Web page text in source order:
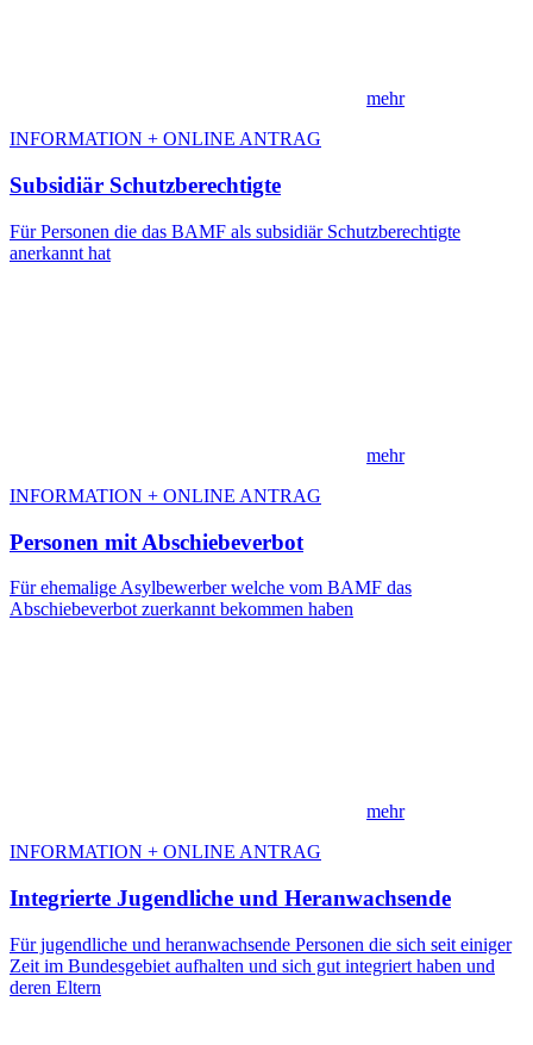
mehr
INFORMATION + ONLINE ANTRAG
Subsidiär Schutzberechtigte
Für Personen die das BAMF als subsidiär Schutzberechtigte
anerkannt hat
mehr
INFORMATION + ONLINE ANTRAG
Personen mit Abschiebeverbot
Für ehemalige Asylbewerber welche vom BAMF das
Abschiebeverbot zuerkannt bekommen haben
mehr
INFORMATION + ONLINE ANTRAG
Integrierte Jugendliche und Heranwachsende
Für jugendliche und heranwachsende Personen die sich seit einiger
Zeit im Bundesgebiet aufhalten und sich gut integriert haben und
deren Eltern